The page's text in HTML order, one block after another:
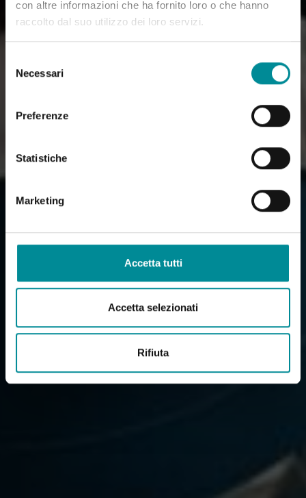
con altre informazioni che ha fornito loro o che hanno
raccolto dal suo utilizzo dei loro servizi.
delNecessari
Preferenze
Statistiche
Marketing
Accetta tutti
Accetta selezionati
Rifiuta